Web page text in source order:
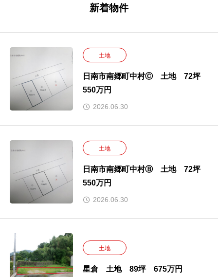
新着物件
土地
日南市南郷町中村Ⓒ 土地 72坪
550万円
2026.06.30
土地
日南市南郷町中村Ⓑ 土地 72坪
550万円
2026.06.30
土地
星倉 土地 89坪 675万円